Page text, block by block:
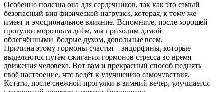
Особенно полезна она для сердечников, так как это самый
безопасный вид физической нагрузки, которая, к тому же
имеет и эмоциональное влияние. Вспомните, после хорошей
прогулки морозным днём, мы приходим домой
облегчёнными, бодрые духом, довольные всем.
Причина этому гормоны счастья – эндорфины, которые
выделяются путём сжигания гормонов стресса во время
движения человека. Вот вам и прекрасный способ поднять
своё настроение, что ведёт к улучшению самочувствия.
Кстати, после снежной прогулки в зимний вечер, улучшается